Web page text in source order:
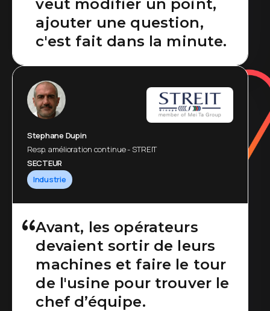
veut modifier un point,
ajouter une question,
c'est fait dans la minute.
Stephane Dupin
Resp. amélioration continue - STREIT
SECTEUR
Industrie
Avant, les opérateurs
devaient sortir de leurs
machines et faire le tour
de l'usine pour trouver le
chef d’équipe.